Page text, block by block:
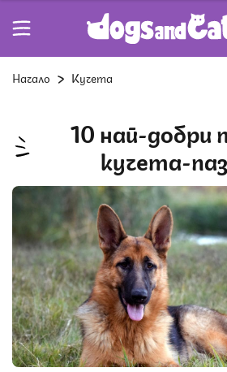
Начало Кучета
10 най-добри породи
кучета-